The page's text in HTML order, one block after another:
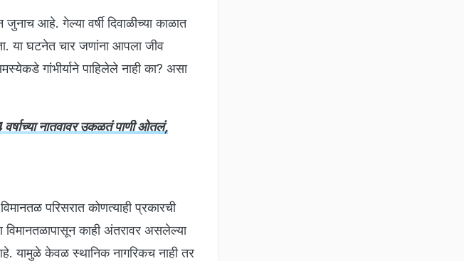
आहे. गेल्या वर्षी दिवाळीच्या काळात
या घटनेत चार जणांना आपला जीव
गांभीर्याने पाहिलेले नाही का? असा
नातवावर उकळतं पाणी ओतलं,
परिसरात कोणत्याही प्रकारची
काही अंतरावर असलेल्या
यामुळे केवळ स्थानिक नागरिकच नाही तर